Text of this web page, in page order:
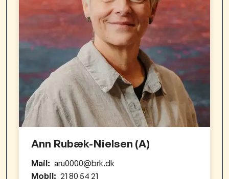
Ann Rubæk-Nielsen (A)
Mail: aru0000@brk.dk
Mobil: 21 80 54 21